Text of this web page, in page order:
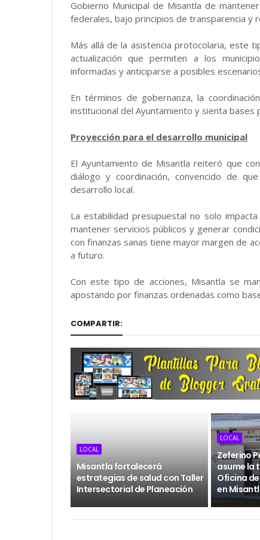
Gobierno Municipal de Misantla de
federales, bajo principios de transparencia y
Más allá de la asistencia protocolaria, este
actualización que permiten a los
informadas y anticiparse a posibles
En términos de gobernanza, la
institucional del Ayuntamiento y sienta bases
Proyección para el desarrollo municipal
El Ayuntamiento de Misantla reiteró que
diálogo y coordinación, convencido de
desarrollo local.
La estabilidad presupuestal no solo
mantener servicios públicos y generar
con finanzas sanas tiene mayor margen de
a futuro.
Con este tipo de acciones, Misantla se
apostando por finanzas ordenadas como
COMPARTIR:
LOCAL
Misantla fortalecerá
estrategias de salud con Taller
Intersectorial de Planeación
LOCAL
Zeferino
asume la
Oficina
en